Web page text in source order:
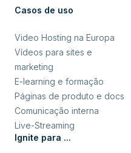
Casos de uso
Video Hosting na Europa
Vídeos para sites e
marketing
E-learning e formação
Páginas de produto e docs
Comunicação interna
Live-Streaming
Ignite para ...